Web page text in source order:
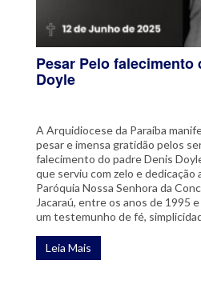
Pesar Pelo falecimento
Doyle
A Arquidiocese da Paraíba
pesar e imensa gratidão pelos
falecimento do padre Denis
que serviu com zelo e dedicação
Paróquia Nossa Senhora da
Jacaraú, entre os anos de 1995
um testemunho de fé,
Leia Mais